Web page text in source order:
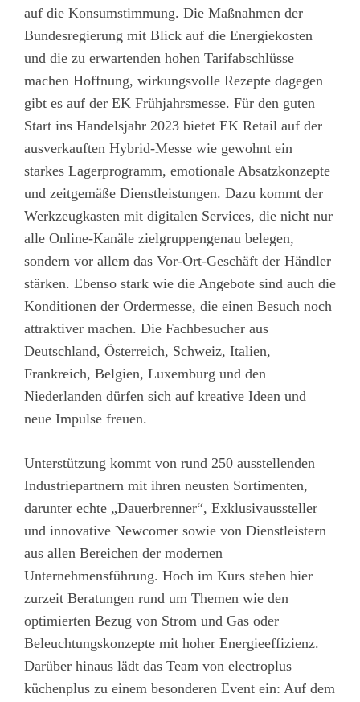
auf die Konsumstimmung. Die Maßnahmen der
Bundesregierung mit Blick auf die Energiekosten
und die zu erwartenden hohen Tarifabschlüsse
machen Hoffnung, wirkungsvolle Rezepte dagegen
gibt es auf der EK Frühjahrsmesse. Für den guten
Start ins Handelsjahr 2023 bietet EK Retail auf der
ausverkauften Hybrid-Messe wie gewohnt ein
starkes Lagerprogramm, emotionale Absatzkonzepte
und zeitgemäße Dienstleistungen. Dazu kommt der
Werkzeugkasten mit digitalen Services, die nicht nur
alle Online-Kanäle zielgruppengenau belegen,
sondern vor allem das Vor-Ort-Geschäft der Händler
stärken. Ebenso stark wie die Angebote sind auch die
Konditionen der Ordermesse, die einen Besuch noch
attraktiver machen. Die Fachbesucher aus
Deutschland, Österreich, Schweiz, Italien,
Frankreich, Belgien, Luxemburg und den
Niederlanden dürfen sich auf kreative Ideen und
neue Impulse freuen.
Unterstützung kommt von rund 250 ausstellenden
Industriepartnern mit ihren neusten Sortimenten,
darunter echte „Dauerbrenner“, Exklusivaussteller
und innovative Newcomer sowie von Dienstleistern
aus allen Bereichen der modernen
Unternehmensführung. Hoch im Kurs stehen hier
zurzeit Beratungen rund um Themen wie den
optimierten Bezug von Strom und Gas oder
Beleuchtungskonzepte mit hoher Energieeffizienz.
Darüber hinaus lädt das Team von electroplus
küchenplus zu einem besonderen Event ein: Auf dem